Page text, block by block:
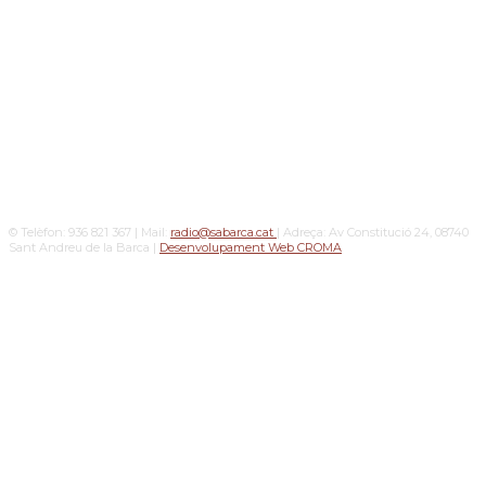
© Telèfon: 936 821 367 | Mail: radio@sabarca.cat | Adreça: Av Constitució 24, 08740
Sant Andreu de la Barca | Desenvolupament Web CROMA